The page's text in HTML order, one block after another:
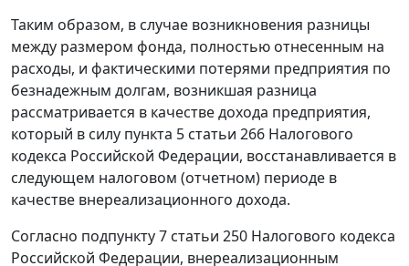
Таким образом, в случае возникновения разницы
между размером фонда, полностью отнесенным на
расходы, и фактическими потерями предприятия по
безнадежным долгам, возникшая разница
рассматривается в качестве дохода предприятия,
который в силу пункта 5 статьи 266 Налогового
кодекса Российской Федерации, восстанавливается в
следующем налоговом (отчетном) периоде в
качестве внереализационного дохода.
Согласно подпункту 7 статьи 250 Налогового кодекса
Российской Федерации, внереализационным